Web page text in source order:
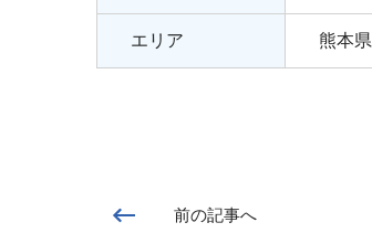
エリア 熊本県
前の記事へ